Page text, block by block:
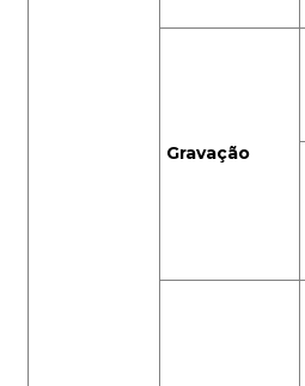
Gravação